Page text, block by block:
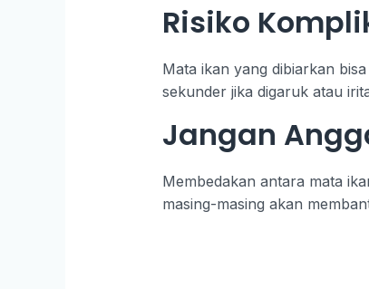
Risiko
Mata ikan yang dibiarkan
sekunder jika digaruk atau
Jangan
Membedakan antara mata
masing-masing akan